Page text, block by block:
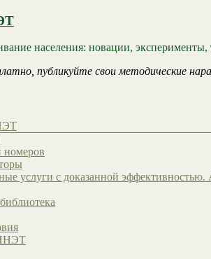
населения: новации,
публикуйте свои методические
услуги с доказанной эффективностью.